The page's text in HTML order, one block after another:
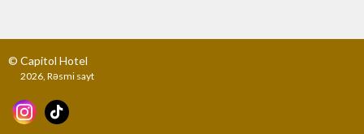
© Capitol Hotel
2026, Rəsmi sayt